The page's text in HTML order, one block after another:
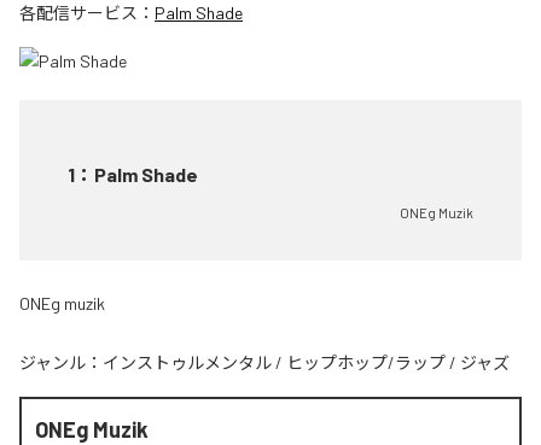
各配信サービス： Palm Shade
1 ： Palm Shade
ONEg Muzik
ONEg muzik
ジャンル： インストゥルメンタル / ヒップホップ/ラップ / ジャズ
ONEg Muzik